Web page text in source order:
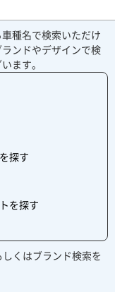
種名で検索いただけ
ンドやデザインで検
ます。
探す
を探す
くはブランド検索を